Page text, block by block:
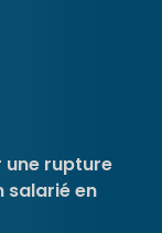
une rupture
salarié en